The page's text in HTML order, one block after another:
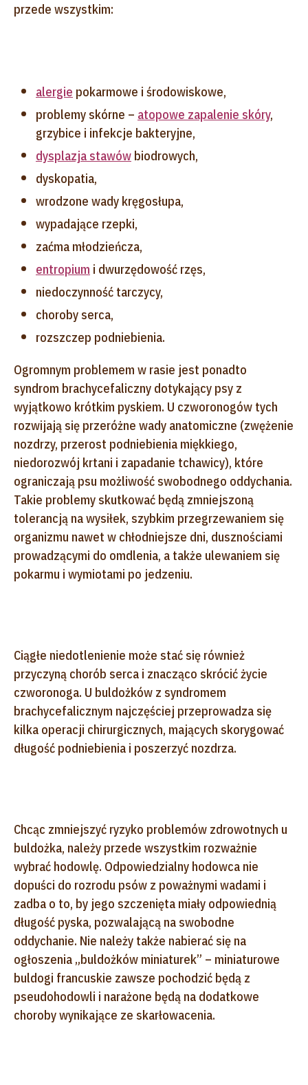
przede wszystkim:
alergie pokarmowe i środowiskowe,
problemy skórne – atopowe zapalenie skóry,
grzybice i infekcje bakteryjne,
dysplazja stawów biodrowych,
dyskopatia,
wrodzone wady kręgosłupa,
wypadające rzepki,
zaćma młodzieńcza,
entropium i dwurzędowość rzęs,
niedoczynność tarczycy,
choroby serca,
rozszczep podniebienia.
Ogromnym problemem w rasie jest ponadto
syndrom brachycefaliczny dotykający psy z
wyjątkowo krótkim pyskiem. U czworonogów tych
rozwijają się przeróżne wady anatomiczne (zwężenie
nozdrzy, przerost podniebienia miękkiego,
niedorozwój krtani i zapadanie tchawicy), które
ograniczają psu możliwość swobodnego oddychania.
Takie problemy skutkować będą zmniejszoną
tolerancją na wysiłek, szybkim przegrzewaniem się
organizmu nawet w chłodniejsze dni, dusznościami
prowadzącymi do omdlenia, a także ulewaniem się
pokarmu i wymiotami po jedzeniu.
Ciągłe niedotlenienie może stać się również
przyczyną chorób serca i znacząco skrócić życie
czworonoga. U buldożków z syndromem
brachycefalicznym najczęściej przeprowadza się
kilka operacji chirurgicznych, mających skorygować
długość podniebienia i poszerzyć nozdrza.
Chcąc zmniejszyć ryzyko problemów zdrowotnych u
buldożka, należy przede wszystkim rozważnie
wybrać hodowlę. Odpowiedzialny hodowca nie
dopuści do rozrodu psów z poważnymi wadami i
zadba o to, by jego szczenięta miały odpowiednią
długość pyska, pozwalającą na swobodne
oddychanie. Nie należy także nabierać się na
ogłoszenia „buldożków miniaturek” – miniaturowe
buldogi francuskie zawsze pochodzić będą z
pseudohodowli i narażone będą na dodatkowe
choroby wynikające ze skarłowacenia.